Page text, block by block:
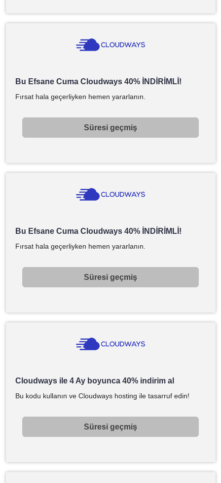
Bu Efsane Cuma Cloudways 40% İNDİRİMLİ!
Fırsat hala geçerliyken hemen yararlanın.
Süresi geçmiş
Bu Efsane Cuma Cloudways 40% İNDİRİMLİ!
Fırsat hala geçerliyken hemen yararlanın.
Süresi geçmiş
Cloudways ile 4 Ay boyunca 40% indirim al
Bu kodu kullanın ve Cloudways hosting ile tasarruf edin!
Süresi geçmiş